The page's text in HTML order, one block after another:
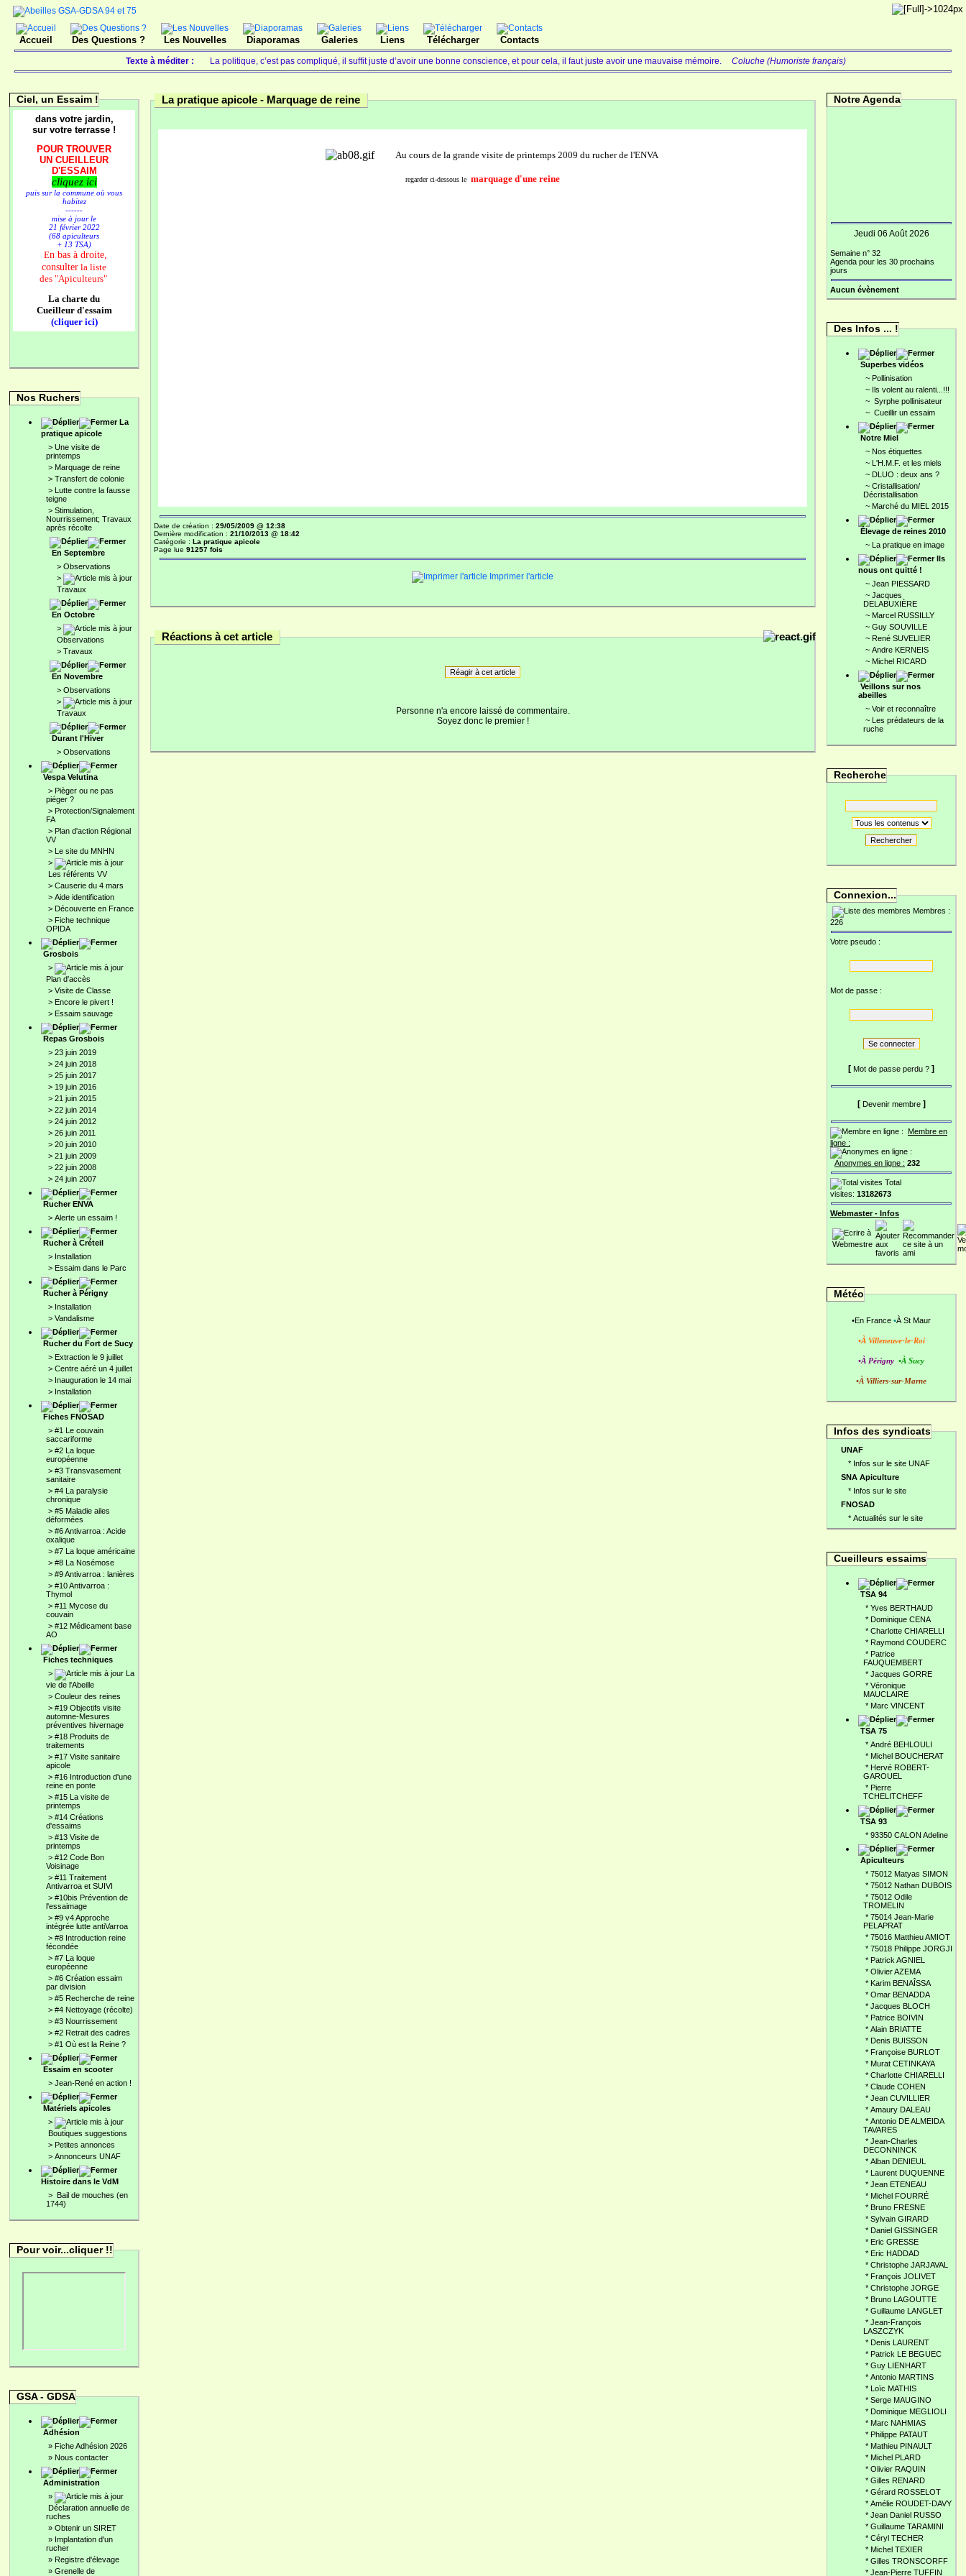
Accueil Des Questions ? Les Nouvelles Diaporamas Galeries Liens Télécharger Contacts
Texte à méditer : La politique, c’est pas compliqué, il suffit juste d’avoir une bonne conscience, et pour cela, il faut juste avoir une mauvaise mémoire. Coluche (Humoriste français)
Ciel, un Essaim !
dans votre jardin,
sur votre terrasse !
POUR TROUVER
UN CUEILLEUR
D'ESSAIM
cliquez ici
puis sur la commune où vous
habitez
------
mise à jour le
21 février 2022
(68 apiculteurs
+ 13 TSA)
En bas à droite,
consulter la liste
des "Apiculteurs"
La charte du
Cueilleur d'essaim
(cliquer ici)
Nos Ruchers
La
pratique apicole
> Une visite de
printemps
> Marquage de reine
> Transfert de colonie
> Lutte contre la fausse
teigne
> Stimulation,
Nourrissement; Travaux
après récolte
En Septembre
> Observations
>
Travaux
En Octobre
>
Observations
> Travaux
En Novembre
> Observations
>
Travaux
Durant l'Hiver
> Observations
Vespa Velutina
> Pièger ou ne pas
piéger ?
> Protection/Signalement
FA
> Plan d'action Régional
VV
> Le site du MNHN
>
Les référents VV
> Causerie du 4 mars
> Aide identification
> Découverte en France
> Fiche technique
OPIDA
Grosbois
>
Plan d'accès
> Visite de Classe
> Encore le pivert !
> Essaim sauvage
Repas Grosbois
> 23 juin 2019
> 24 juin 2018
> 25 juin 2017
> 19 juin 2016
> 21 juin 2015
> 22 juin 2014
> 24 juin 2012
> 26 juin 2011
> 20 juin 2010
> 21 juin 2009
> 22 juin 2008
> 24 juin 2007
Rucher ENVA
> Alerte un essaim !
Rucher à Créteil
> Installation
> Essaim dans le Parc
Rucher à Périgny
> Installation
> Vandalisme
Rucher du Fort de Sucy
> Extraction le 9 juillet
> Centre aéré un 4 juillet
> Inauguration le 14 mai
> Installation
Fiches FNOSAD
> #1 Le couvain
saccariforme
> #2 La loque
européenne
> #3 Transvasement
sanitaire
> #4 La paralysie
chronique
> #5 Maladie ailes
déformées
> #6 Antivarroa : Acide
oxalique
> #7 La loque américaine
> #8 La Nosémose
> #9 Antivarroa : lanières
> #10 Antivarroa :
Thymol
> #11 Mycose du
couvain
> #12 Médicament base
AO
Fiches techniques
>
La
vie de l'Abeille
> Couleur des reines
> #19 Objectifs visite
automne-Mesures
préventives hivernage
> #18 Produits de
traitements
> #17 Visite sanitaire
apicole
> #16 Introduction d'une
reine en ponte
> #15 La visite de
printemps
> #14 Créations
d'essaims
> #13 Visite de
printemps
> #12 Code Bon
Voisinage
> #11 Traitement
Antivarroa et SUIVI
> #10bis Prévention de
l'essaimage
> #9 v4 Approche
intégrée lutte antiVarroa
> #8 Introduction reine
fécondée
> #7 La loque
européenne
> #6 Création essaim
par division
> #5 Recherche de reine
> #4 Nettoyage (récolte)
> #3 Nourrissement
> #2 Retrait des cadres
> #1 Où est la Reine ?
Essaim en scooter
> Jean-René en action !
Matériels apicoles
>
Boutiques suggestions
> Petites annonces
> Annonceurs UNAF
Histoire dans le VdM
> Bail de mouches (en
1744)
Pour voir...cliquer !!
GSA - GDSA
Adhésion
» Fiche Adhésion 2026
» Nous contacter
Administration
»
Déclaration annuelle de
ruches
» Obtenir un SIRET
» Implantation d'un
rucher
» Registre d'élevage
» Grenelle de
La pratique apicole - Marquage de reine
Au cours de la grande visite de printemps 2009 du rucher de l'ENVA
regarder ci-dessous le marquage d'une reine
Date de création : 29/05/2009 @ 12:38
Dernière modification : 21/10/2013 @ 18:42
Catégorie : La pratique apicole
Page lue 91257 fois
Imprimer l'article
Réactions à cet article
Réagir à cet article
Personne n'a encore laissé de commentaire.
Soyez donc le premier !
Notre Agenda
Jeudi 06 Août 2026
Semaine n° 32
Agenda pour les 30 prochains
jours
Aucun évènement
Des Infos ... !
Superbes vidéos
~ Pollinisation
~ Ils volent au ralenti...!!!
~ Syrphe pollinisateur
~ Cueillir un essaim
Notre Miel
~ Nos étiquettes
~ L'H.M.F. et les miels
~ DLUO : deux ans ?
~ Cristallisation/
Décristallisation
~ Marché du MIEL 2015
Élevage de reines 2010
~ La pratique en image
Ils
nous ont quitté !
~ Jean PIESSARD
~ Jacques
DELABUXIÈRE
~ Marcel RUSSILLY
~ Guy SOUVILLE
~ René SUVELIER
~ Andre KERNEIS
~ Michel RICARD
Veillons sur nos
abeilles
~ Voir et reconnaître
~ Les prédateurs de la
ruche
Recherche
Rechercher
Connexion...
Membres :
226
Votre pseudo :
Mot de passe :
[ Mot de passe perdu ? ]
[ Devenir membre]
Membre en
ligne :
Anonymes en ligne : 232
Total
visites: 13182673
Webmaster - Infos
Météo
•En France •À St Maur
•À Villeneuve-le-Roi
•À Périgny •À Sucy
•À Villiers-sur-Marne
Infos des syndicats
UNAF
* Infos sur le site UNAF
SNA Apiculture
* Infos sur le site
FNOSAD
* Actualités sur le site
Cueilleurs essaims
TSA 94
* Yves BERTHAUD
* Dominique CENA
* Charlotte CHIARELLI
* Raymond COUDERC
* Patrice
FAUQUEMBERT
* Jacques GORRE
* Véronique
MAUCLAIRE
* Marc VINCENT
TSA 75
* André BEHLOULI
* Michel BOUCHERAT
* Hervé ROBERT-
GAROUEL
* Pierre
TCHELITCHEFF
TSA 93
* 93350 CALON Adeline
Apiculteurs
* 75012 Matyas SIMON
* 75012 Nathan DUBOIS
* 75012 Odile
TROMELIN
* 75014 Jean-Marie
PELAPRAT
* 75016 Matthieu AMIOT
* 75018 Philippe JORGJI
* Patrick AGNIEL
* Olivier AZEMA
* Karim BENAÎSSA
* Omar BENADDA
* Jacques BLOCH
* Patrice BOIVIN
* Alain BRIATTE
* Denis BUISSON
* Françoise BURLOT
* Murat CETINKAYA
* Charlotte CHIARELLI
* Claude COHEN
* Jean CUVILLIER
* Amaury DALEAU
* Antonio DE ALMEIDA
TAVARES
* Jean-Charles
DECONNINCK
* Alban DENIEUL
* Laurent DUQUENNE
* Jean ETENEAU
* Michel FOURRÉ
* Bruno FRESNE
* Sylvain GIRARD
* Daniel GISSINGER
* Eric GRESSE
* Eric HADDAD
* Christophe JARJAVAL
* François JOLIVET
* Christophe JORGE
* Bruno LAGOUTTE
* Guillaume LANGLET
* Jean-François
LASZCZYK
* Denis LAURENT
* Patrick LE BEGUEC
* Guy LIENHART
* Antonio MARTINS
* Loïc MATHIS
* Serge MAUGINO
* Dominique MEGLIOLI
* Marc NAHMIAS
* Philippe PATAUT
* Mathieu PINAULT
* Michel PLARD
* Olivier RAQUIN
* Gilles RENARD
* Gérard ROSSELOT
* Amélie ROUDET-DAVY
* Jean Daniel RUSSO
* Guillaume TARAMINI
* Céryl TECHER
* Michel TEXIER
* Gilles TRONSCORFF
* Jean-Pierre TUFFIN